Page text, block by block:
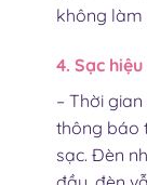
không làm
4. Sạc
– Thời
thông báo
sạc. Đèn